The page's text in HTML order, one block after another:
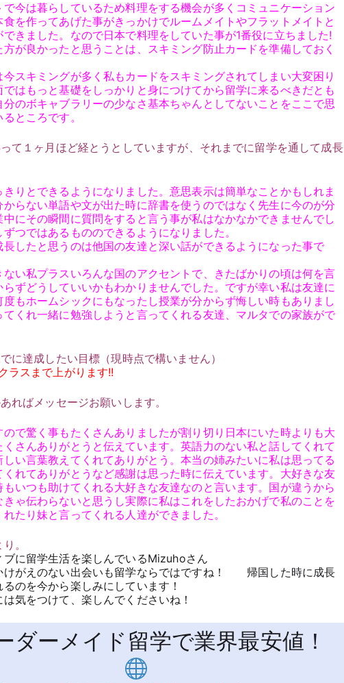
で今は暮らしているため料理をする機会が多くコミュニケーション
食を作ってあげた事がきっかけでルームメイトやフラットメイトと
きました。なので日本で料理をしていた事が1番役に立ちました!
が良かったと思うことは、スキミング防止カードを準備しておく
今スキミングが多く私もカードをスキミングされてしまい大変困り
ではもっと基礎をしっかりと身につけてから留学に来るべきだとも
のボキャブラリーの少なさ基本ちゃんとしてないことをここで思
ところです。
て１ヶ月ほど経とうとしていますが、それまでに留学を通して成長
りとできるようになりました。意思表示は簡単なことかもしれま
らない単語や文が出た時に辞書を使うのではなく先生に今のが分
にその瞬間に質問をすると言う事が私はなかなかできませんでし
つではあるもののできるようになりました。
長したと思うのは他国の友達と深い話ができるようになった事で
ない私プラスいろんな国のアクセントで、きたばかりの頃は何を言
らずどうしていいかもわかりませんでした。ですが幸い私は友達に
もホームシックにもなったし授業が分からず悔しい時もありまし
てくれ一緒に勉強しようと言ってくれる友達、マルタでの家族がで
に達成したい目標（現時点で構いません）
ラスまで上がります!!
ればメッセージお願いします。
で驚く事もたくさんありましたが割り切り日本にいた時よりも大
くさんありがとうと伝えています。英語力のない私と話してくれて
しい言葉教えてくれてありがとう。本当の姉みたいに私は思ってる
くれてありがとうなど感謝は思った時に伝えています。大好きな友
いつも助けてくれる大好きな友達なのと言います。国が違うから
きゃ伝わらないと思うし実際に私はこれをしたおかげで私のことを
たり妹と言ってくれる人達ができました。
。
ブに留学生活を楽しんでいるMizuhoさん
けがえのない出会いも留学ならではですね！ 帰国した時に成長
るのを今から楽しみにしています！
気をつけて、楽しんでくださいね！
ダーメイド留学で業界最安値！